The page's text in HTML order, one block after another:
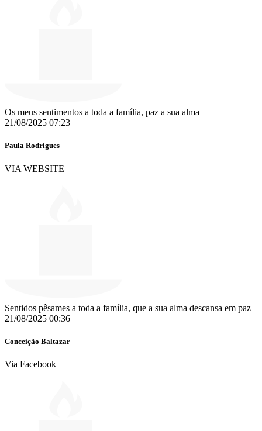
Os meus sentimentos a toda a família, paz a sua alma
21/08/2025 07:23
Paula Rodrigues
VIA WEBSITE
Sentidos pêsames a toda a família, que a sua alma descansa em paz
21/08/2025 00:36
Conceição Baltazar
Via Facebook